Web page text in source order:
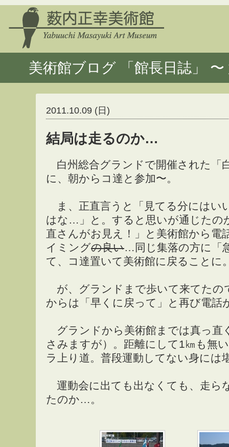
美術館ブログ 「館長日誌」
2011.10.09 (日)
結局は走るのか…
白州総合グランドで開催された「
に、朝からコ達と参加〜。
ま、正直言うと「見てる分にはい
はな…」と。すると思いが通じたの
直さんがお見え！」と美術館から電
イミングの良い…同じ集落の方に「
て、コ達置いて美術館に戻ることに
が、グランドまで歩いて来てたの
からは「早くに戻って」と再び電
グランドから美術館までは真っ直
さみますが）。距離にして1㎞も無
ラ上り道。普段運動してない身には
運動会に出ても出なくても、走ら
たのか…。